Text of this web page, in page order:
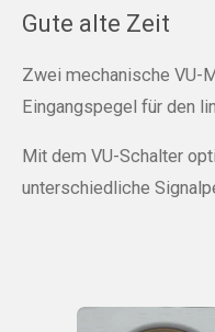
Gute alte Zeit
Zwei mechanische VU-
Eingangspegel für den
Mit dem VU-Schalter
unterschiedliche